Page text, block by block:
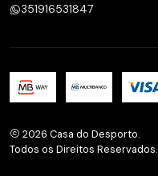
351916531847
2026 Casa do Desporto.
Todos os Direitos Reservados.